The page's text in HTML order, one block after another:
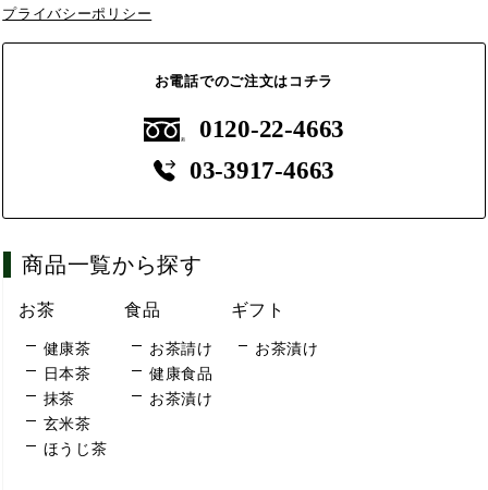
プライバシーポリシー
お電話でのご注文はコチラ
0120-22-4663
03-3917-4663
商品一覧から探す
お茶
健康茶
日本茶
抹茶
玄米茶
ほうじ茶
食品
お茶請け
健康食品
お茶漬け
ギフト
お茶漬け